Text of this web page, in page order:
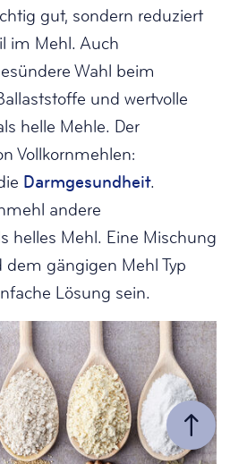
gut, sondern reduziert
im Mehl. Auch
Wahl beim
und wertvolle
helle Mehle. Der
Vollkornmehlen:
Darmgesundheit.
andere
helles Mehl. Eine Mischung
gängigen Mehl Typ
Lösung sein.